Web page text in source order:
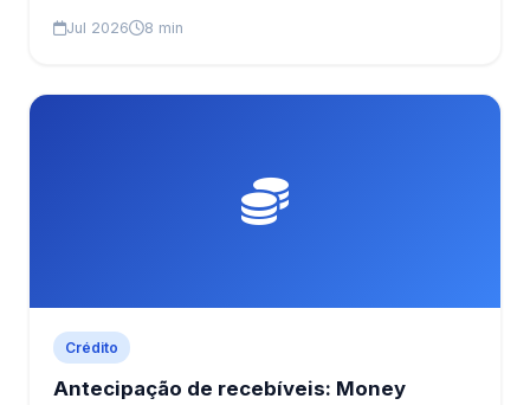
Jul 2026 8 min
Crédito
Antecipação de recebíveis: Money